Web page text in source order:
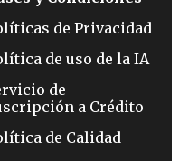
de Privacidad
de uso de la IA
de
a Crédito
de Calidad